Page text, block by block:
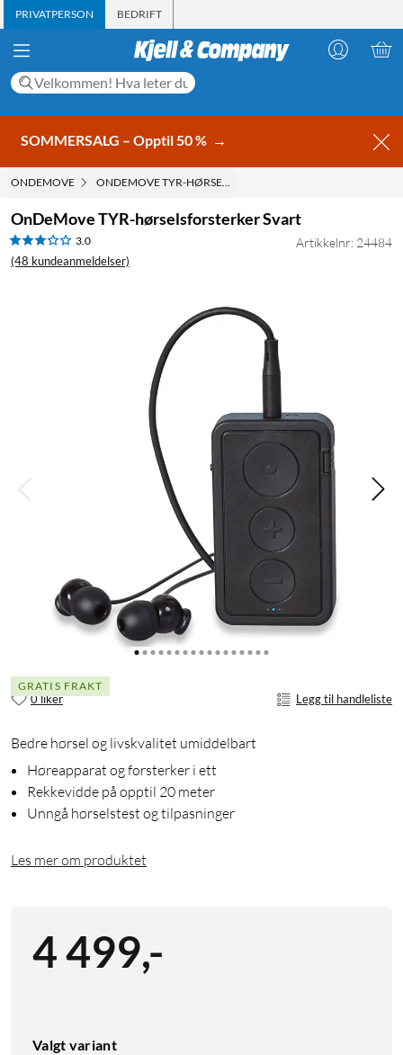
PRIVATPERSON BEDRIFT
SOMMERSALG – Opptil 50 % →
ONDEMOVE ONDEMOVE TYR-HØRSELSFORSTERKER SVART
OnDeMove TYR-hørselsforsterker Svart
3.0
(48 kundeanmeldelser)
Artikkelnr: 24484
GRATIS FRAKT
0 liker Legg til handleliste
Bedre hørsel og livskvalitet umiddelbart
Høreapparat og forsterker i ett
Rekkevidde på opptil 20 meter
Unngå hørselstest og tilpasninger
Les mer om produktet
4 499,-
Valgt variant